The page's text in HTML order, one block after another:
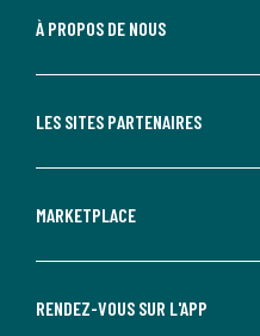
À PROPOS DE NOUS
LES SITES PARTENAIRES
MARKETPLACE
RENDEZ-VOUS SUR L'APP